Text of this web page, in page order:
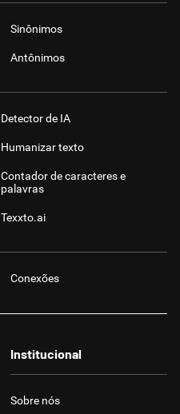
Sinônimos
Antônimos
Detector de IA
Humanizar texto
Contador de caracteres e
palavras
Texxto.ai
Conexões
Institucional
Sobre nós